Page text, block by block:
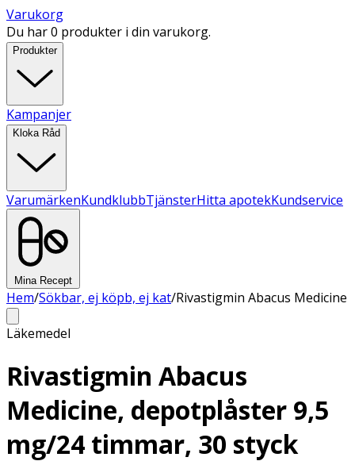
Varukorg
Du har 0 produkter i din varukorg.
Produkter
Kampanjer
Kloka Råd
VarumärkenKundklubbTjänsterHitta apotekKundservice
Mina Recept
Hem/Sökbar, ej köpb, ej kat/Rivastigmin Abacus Medicine
Läkemedel
Rivastigmin Abacus
Medicine, depotplåster 9,5
mg/24 timmar, 30 styck